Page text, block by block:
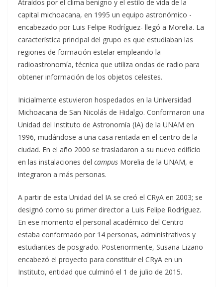
Atraídos por el clima benigno y el estilo de vida de la
capital michoacana, en 1995 un equipo astronómico -
encabezado por Luis Felipe Rodríguez- llegó a Morelia. La
característica principal del grupo es que estudiaban las
regiones de formación estelar empleando la
radioastronomía, técnica que utiliza ondas de radio para
obtener información de los objetos celestes.
Inicialmente estuvieron hospedados en la Universidad
Michoacana de San Nicolás de Hidalgo. Conformaron una
Unidad del Instituto de Astronomía (IA) de la UNAM en
1996, mudándose a una casa rentada en el centro de la
ciudad. En el año 2000 se trasladaron a su nuevo edificio
en las instalaciones del campus Morelia de la UNAM, e
integraron a más personas.
A partir de esta Unidad del IA se creó el CRyA en 2003; se
designó como su primer director a Luis Felipe Rodríguez.
En ese momento el personal académico del Centro
estaba conformado por 14 personas, administrativos y
estudiantes de posgrado. Posteriormente, Susana Lizano
encabezó el proyecto para constituir el CRyA en un
Instituto, entidad que culminó el 1 de julio de 2015.